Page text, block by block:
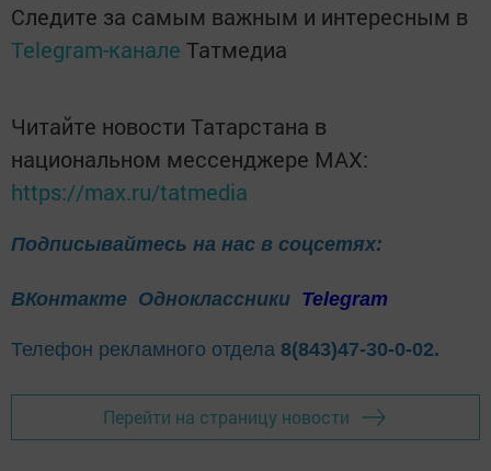
Следите за самым важным и интересным в
Telegram-канале Татмедиа
Читайте новости Татарстана в
национальном мессенджере MАХ:
https://max.ru/tatmedia
Подписывайтесь на нас в соцсетях:
ВКонтакте Одноклассники Telegram
Телефон рекламного отдела 8(843)47-30-0-02.
Перейти на страницу новости